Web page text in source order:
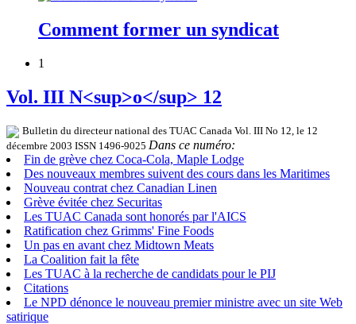
Comment former un syndicat
1
Vol. III N<sup>o</sup> 12
Bulletin du directeur national des TUAC Canada Vol. III No 12, le 12
décembre 2003 ISSN 1496-9025 Dans ce numéro:
Fin de grève chez Coca-Cola, Maple Lodge
Des nouveaux membres suivent des cours dans les Maritimes
Nouveau contrat chez Canadian Linen
Grève évitée chez Securitas
Les TUAC Canada sont honorés par l'AICS
Ratification chez Grimms' Fine Foods
Un pas en avant chez Midtown Meats
La Coalition fait la fête
Les TUAC à la recherche de candidats pour le PIJ
Citations
Le NPD dénonce le nouveau premier ministre avec un site Web
satirique